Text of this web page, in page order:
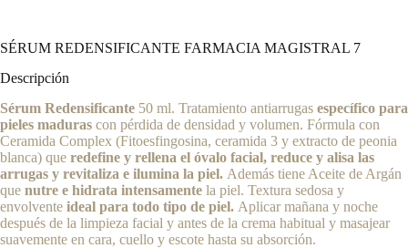
SÉRUM REDENSIFICANTE FARMACIA MAGISTRAL 7
Descripción
Sérum Redensificante 50 ml. Tratamiento antiarrugas específico para
pieles maduras con pérdida de densidad y volumen. Fórmula con
Ceramida Complex (Fitoesfingosina, ceramida 3 y extracto de peonia
blanca) que redefine y rellena el óvalo facial, reduce y alisa las
arrugas y revitaliza e ilumina la piel. Además tiene Aceite de Argán
que nutre e hidrata intensamente la piel. Textura sedosa y
envolvente ideal para todo tipo de piel. Aplicar mañana y noche
después de la limpieza facial y antes de la crema habitual y masajear
suavemente en cara, cuello y escote hasta su absorción.